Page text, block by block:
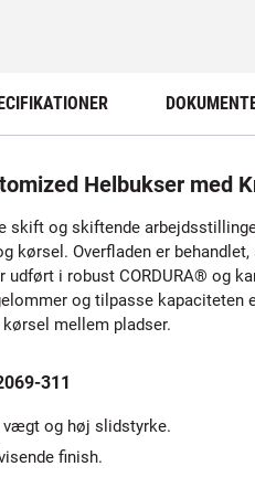
Helbukser med
skift og skiftende
kørsel. Overfladen er
i robust CORDURA® og
og tilpasse
mellem pladser.
311
og høj slidstyrke.
finish.